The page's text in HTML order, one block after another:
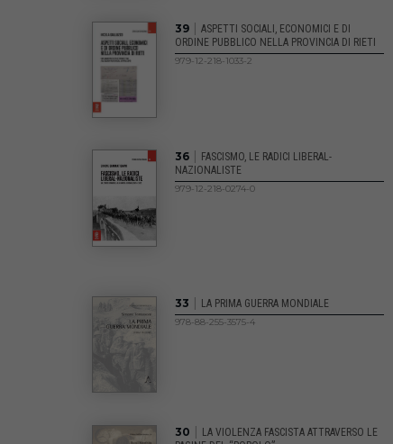
39 | ASPETTI SOCIALI, ECONOMICI E DI
ORDINE PUBBLICO NELLA PROVINCIA DI RIETI
979-12-218-1033-2
36
FASCISMO, LE RADICI LIBERAL-
NAZIONALISTE
979-12-218-0274-0
33 LA PRIMA GUERRA MONDIALE
978-88-255-3575-4
30 | LA VIOLENZA FASCISTA ATTRAVERSO LE